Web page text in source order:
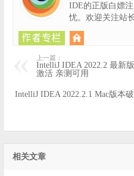
IDE的正版白嫖
忧。欢迎关注站
上一篇：
IntelliJ IDEA 2022.2 最新
激活 亲测可用
IntelliJ IDEA 2022.2.1 Mac版本
相关文章